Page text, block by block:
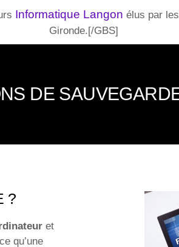
Informatique Langon élus par
Gironde.[/GBS]
DE
?
et
qu’une